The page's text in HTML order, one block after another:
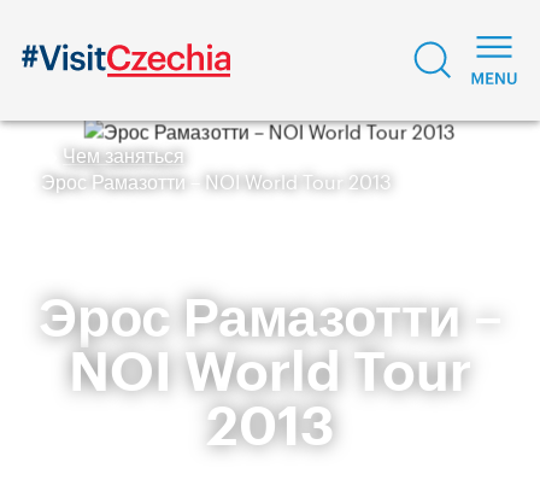
Чем заняться
Эрос Рамазотти – NOI World Tour 2013
Эрос Рамазотти –
NOI World Tour
2013